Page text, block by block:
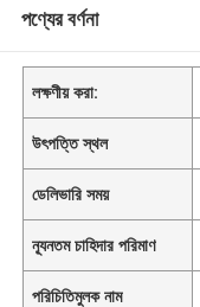
পণ্যের বর্ণনা
লক্ষণীয় করা:
উৎপত্তি স্থল
ডেলিভারি সময়
ন্যূনতম চাহিদার পরিমাণ
পরিচিতিমুলক নাম